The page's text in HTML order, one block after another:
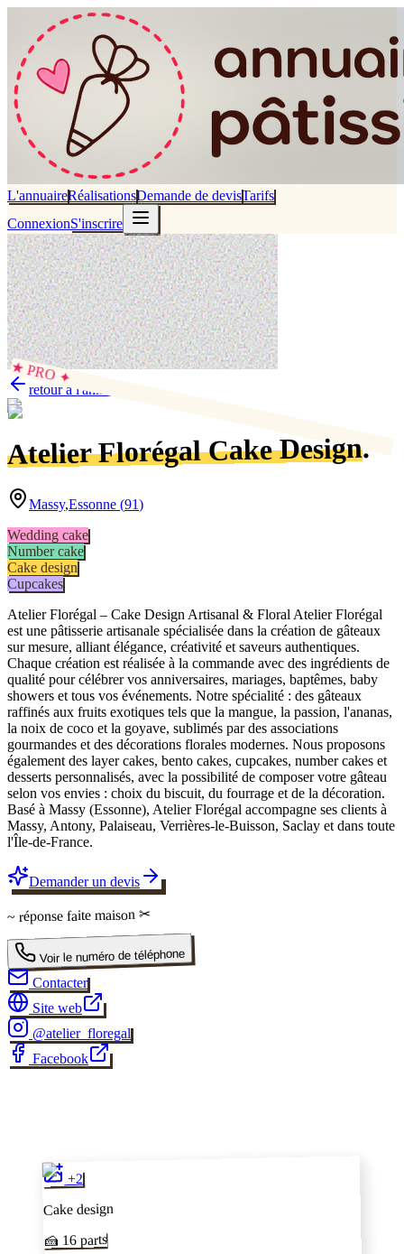
L'annuaireRéalisationsDemande de devisTarifs
ConnexionS'inscrire
retour à l'annuaire
★ PRO ✦
Atelier Florégal Cake Design.
Massy,Essonne (91)
Wedding cake
Number cake
Cake design
Cupcakes
Atelier Florégal – Cake Design Artisanal & Floral Atelier Florégal
est une pâtisserie artisanale spécialisée dans la création de gâteaux
sur mesure, alliant élégance, créativité et saveurs authentiques.
Chaque création est réalisée à la commande avec des ingrédients de
qualité pour célébrer vos anniversaires, mariages, baptêmes, baby
showers et tous vos événements. Notre spécialité : des gâteaux
raffinés aux fruits exotiques tels que la mangue, la passion, l'ananas,
la noix de coco et la goyave, sublimés par des associations
gourmandes et des décorations florales modernes. Nous proposons
également des layer cakes, bento cakes, cupcakes, number cakes et
desserts personnalisés, avec la possibilité de composer votre gâteau
selon vos envies : choix du biscuit, du fourrage et de la décoration.
Basé à Massy (Essonne), Atelier Florégal accompagne ses clients à
Massy, Antony, Palaiseau, Verrières-le-Buisson, Saclay et dans toute
l'Île-de-France.
Demander un devis
~ réponsefaite maison ✂
Voir le numéro de téléphone
Contacter
Site web
@atelier_floregal
Facebook
+2
Cake design
🍰 16parts